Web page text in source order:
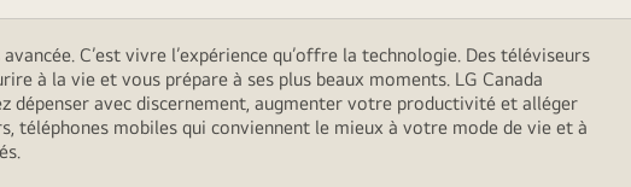
C’est vivre l’expérience qu’offre la technologie. Des téléviseurs
à la vie et vous prépare à ses plus beaux moments. LG Canada
dépenser avec discernement, augmenter votre productivité et alléger
téléphones mobiles qui conviennent le mieux à votre mode de vie et à